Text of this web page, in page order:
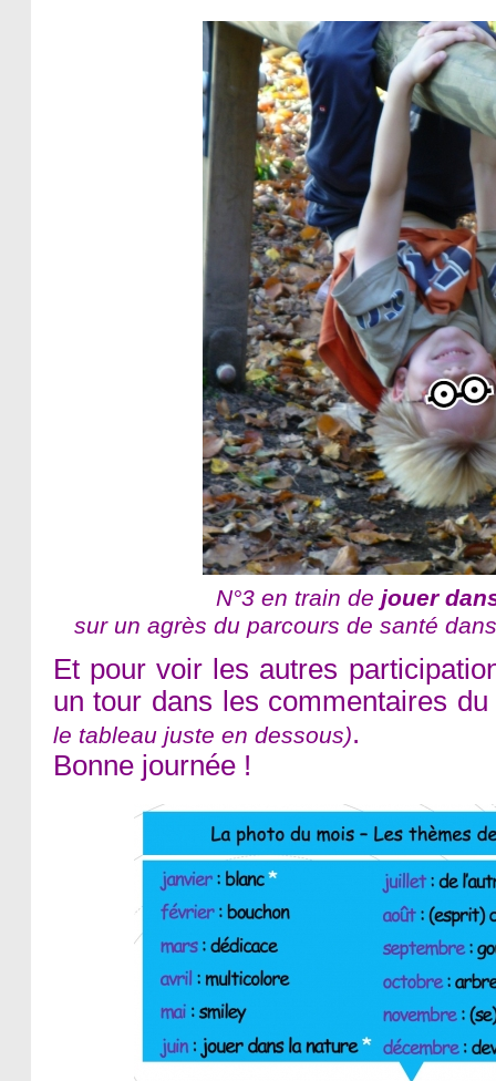
N°3 en train de jouer
sur un agrès du parcours de santé
Et pour voir les autres
un tour dans les commentaires
le tableau juste en dessous).
Bonne journée !